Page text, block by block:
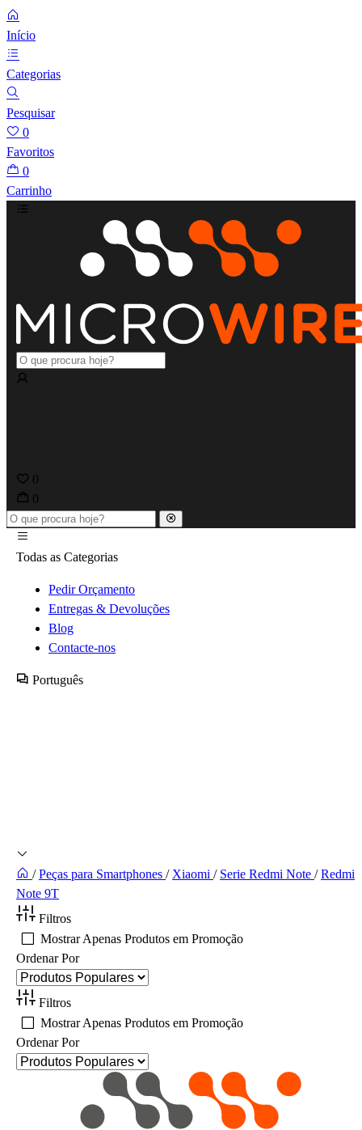
Início
Categorias
Pesquisar
0
Favoritos
0
Carrinho
0
0
Todas as Categorias
Pedir Orçamento
Entregas & Devoluções
Blog
Contacte-nos
Português
/ Peças para Smartphones / Xiaomi / Serie Redmi Note / Redmi
Note 9T
Filtros
Mostrar Apenas Produtos em Promoção
Ordenar Por
Filtros
Mostrar Apenas Produtos em Promoção
Ordenar Por